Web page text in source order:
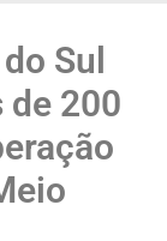
Sul
de 200